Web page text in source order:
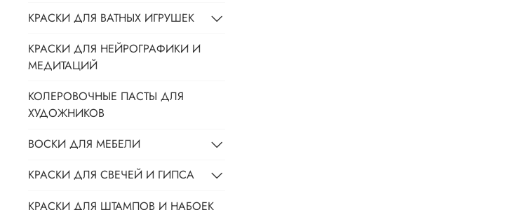
КРАСКИ ДЛЯ ВАТНЫХ ИГРУШЕК
КРАСКИ ДЛЯ НЕЙРОГРАФИКИ И
МЕДИТАЦИЙ
КОЛЕРОВОЧНЫЕ ПАСТЫ ДЛЯ
ХУДОЖНИКОВ
ВОСКИ ДЛЯ МЕБЕЛИ
КРАСКИ ДЛЯ СВЕЧЕЙ И ГИПСА
КРАСКИ ДЛЯ ШТАМПОВ И НАБОЕК